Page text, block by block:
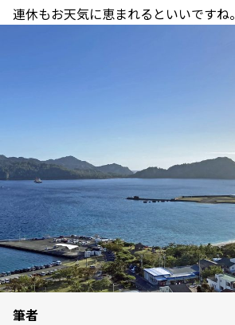
連休もお天気に恵まれるといいですね。
筆者